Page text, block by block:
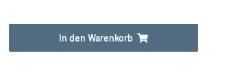
In den Warenkorb